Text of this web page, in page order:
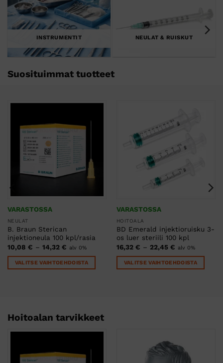
INSTRUMENTIT NEULAT & RUISKUT
Suosituimmat tuotteet
VARASTOSSA
NEULAT
B. Braun Sterican
injektioneula 100 kpl/rasia
10,08 € – 14,32 €Hintaluokka:
-
14,32 €
alv 0%
VALITSE VAIHTOEHDOISTA
muunnelma.
tuotteen
VARASTOSSA
HOITOALA
BD Emerald injektioruisku 3-
os luer steriili 100 kpl
16,32 € – 22,45 €Hintaluokka:
-
22,45 €
alv 0%
VALITSE VAIHTOEHDOISTA
Hoitoalan tarvikkeet